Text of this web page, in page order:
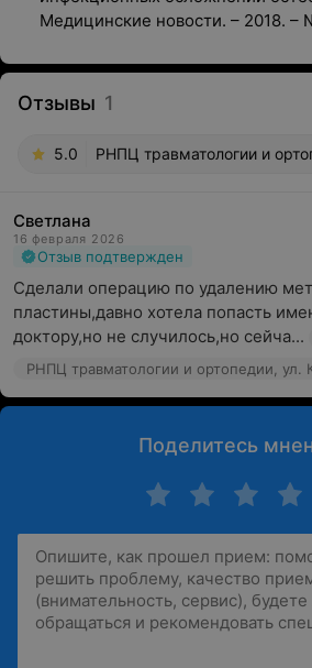
Медицинские новости. – 2018. –
Отзывы 1
5.0 РНПЦ травматологии и
Светлана
16 февраля 2026
Отзыв подтвержден
Сделали операцию по удалению
пластины,давно хотела попасть
доктору,но не случилось,но сейча...
РНПЦ травматологии и ортопедии, ул.
Поделитесь